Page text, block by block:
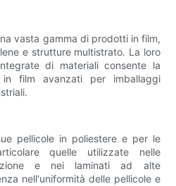
vasta gamma di prodotti in film,
e strutture multistrato. La loro
di materiali consente la
in film avanzati per imballaggi
pellicole in poliestere e per le
quelle utilizzate nelle
e nei laminati ad alte
nell'uniformità delle pellicole e